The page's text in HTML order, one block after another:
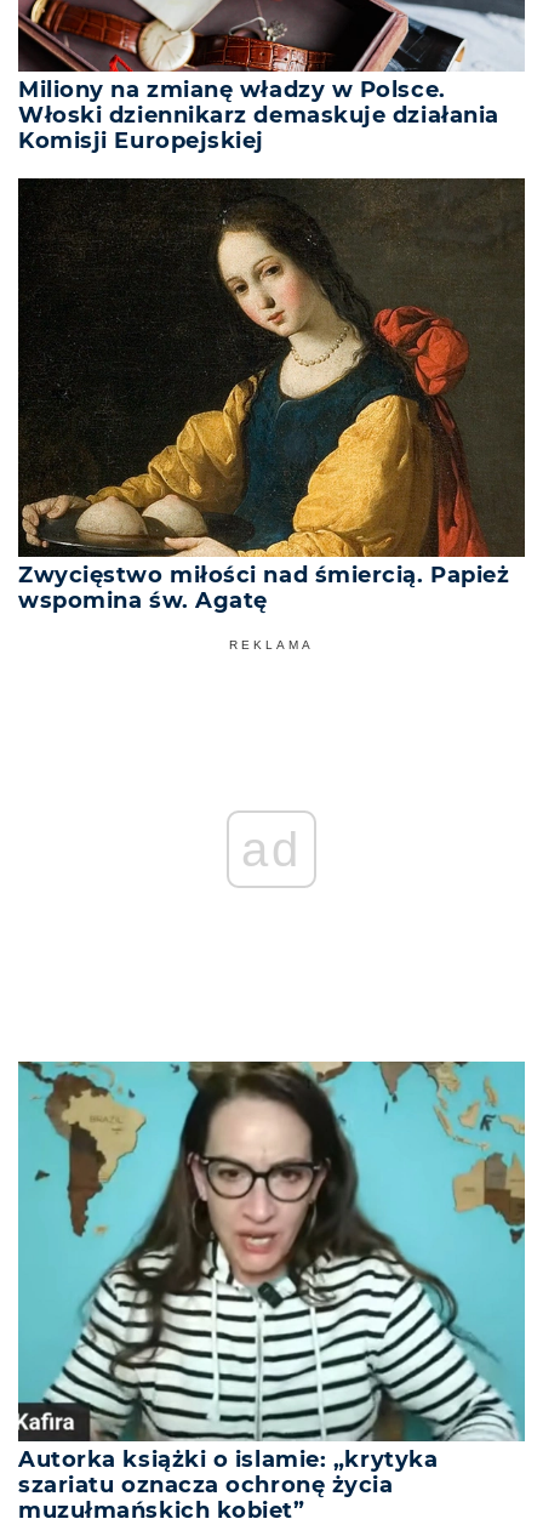
Miliony na zmianę władzy w Polsce.
Włoski dziennikarz demaskuje działania
Komisji Europejskiej
Zwycięstwo miłości nad śmiercią. Papież
wspomina św. Agatę
REKLAMA
ad
Autorka książki o islamie: „krytyka
szariatu oznacza ochronę życia
muzułmańskich kobiet”